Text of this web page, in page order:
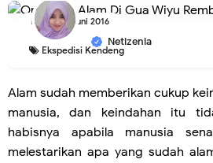
Netizenia
Kamis, 02 Juni 2016
Ekspedisi Kendeng
Alam sudah memberikan cukup
manusia, dan keindahan itu
habisnya apabila manusia
melestarikan apa yang sudah